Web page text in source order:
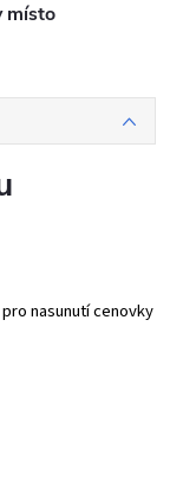
místo
nasunutí cenovky